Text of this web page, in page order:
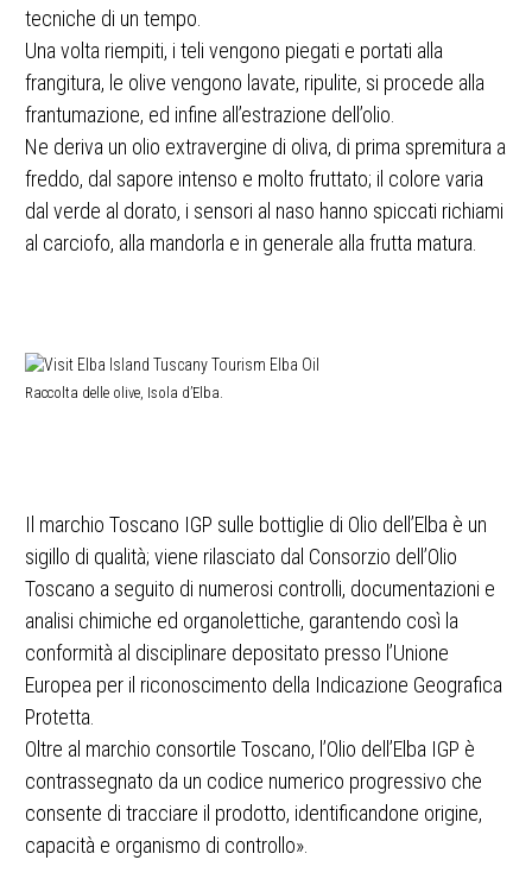
tecniche di un tempo.
Una volta riempiti, i teli vengono piegati e portati alla
frangitura, le olive vengono lavate, ripulite, si procede alla
frantumazione, ed infine all’estrazione dell’olio.
Ne deriva un olio extravergine di oliva, di prima spremitura a
freddo, dal sapore intenso e molto fruttato; il colore varia
dal verde al dorato, i sensori al naso hanno spiccati richiami
al carciofo, alla mandorla e in generale alla frutta matura.
Raccolta delle olive, Isola d’Elba.
Il marchio Toscano IGP sulle bottiglie di Olio dell’Elba è un
sigillo di qualità; viene rilasciato dal Consorzio dell’Olio
Toscano a seguito di numerosi controlli, documentazioni e
analisi chimiche ed organolettiche, garantendo così la
conformità al disciplinare depositato presso l’Unione
Europea per il riconoscimento della Indicazione Geografica
Protetta.
Oltre al marchio consortile Toscano, l’Olio dell’Elba IGP è
contrassegnato da un codice numerico progressivo che
consente di tracciare il prodotto, identificandone origine,
capacità e organismo di controllo».